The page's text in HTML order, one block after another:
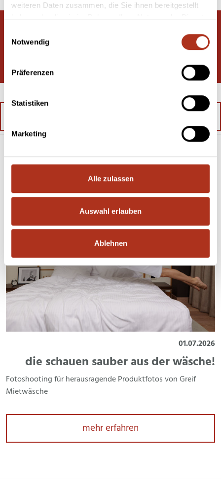
weiteren Daten zusammen, die Sie ihnen bereitgestellt
haben oder die sie im Rahmen Ihrer Nutzung der Dienste
Notwendig
Präferenzen
Statistiken
Marketing
Alle zulassen
Auswahl erlauben
Ablehnen
aktuelles.
01.07.2026
die schauen sauber aus der wäsche!
Fotoshooting für herausragende Produktfotos von Greif
Mietwäsche
mehr erfahren